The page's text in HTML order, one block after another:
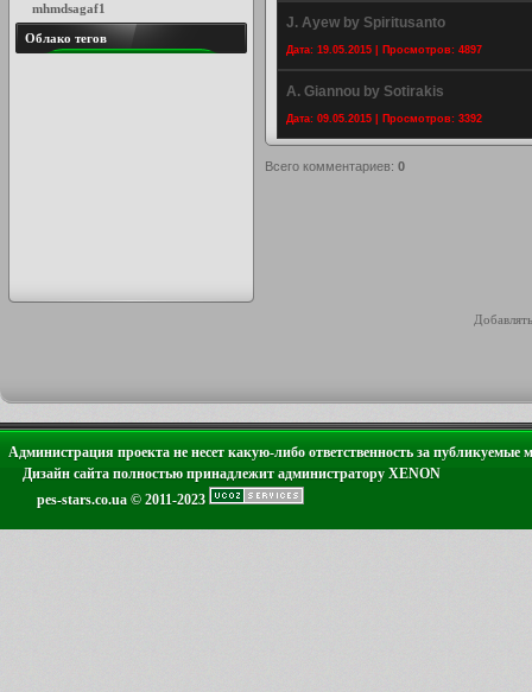
J. Ayew by Spiritusanto
Дата: 19.05.2015 | Просмотров: 4897
A. Giannou by Sotirakis
Дата: 09.05.2015 | Просмотров: 3392
Всего комментариев: 0
mhmdsagaf1
Облако тегов
Администрация проекта не несет какую-либо ответственность за публикуемые
Дизайн сайта полностью принадлежит администратору XENON
pes-stars.co.ua © 2011-2023